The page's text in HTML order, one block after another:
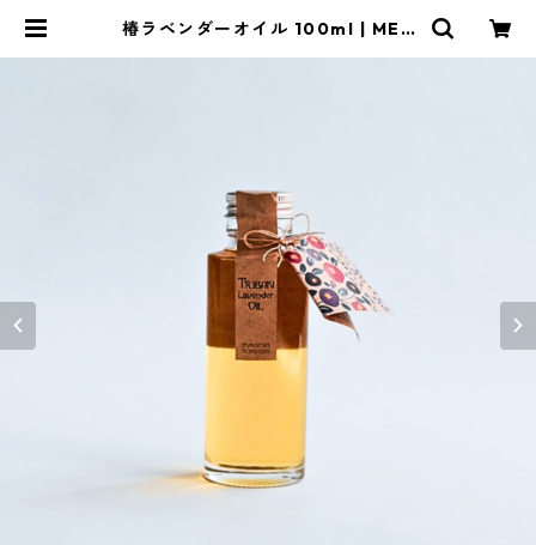
椿ラベンダーオイル 100ml | MEN